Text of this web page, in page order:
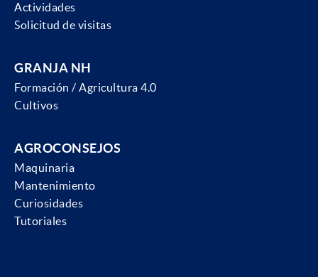
Actividades
Solicitud de visitas
GRANJA NH
Formación / Agricultura 4.0
Cultivos
AGROCONSEJOS
Maquinaria
Mantenimiento
Curiosidades
Tutoriales